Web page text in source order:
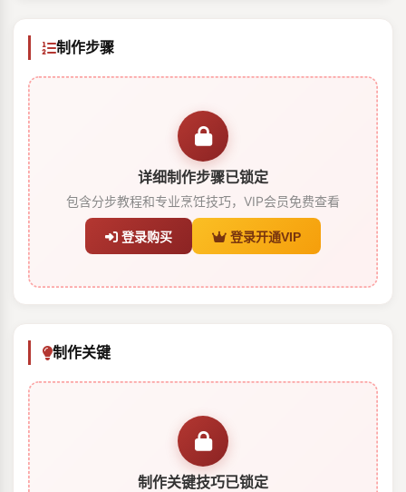
制作步骤
详细制作步骤已锁定
包含分步教程和专业烹饪技巧，VIP会员免费查看
登录购买 登录开通VIP
制作关键
制作关键技巧已锁定